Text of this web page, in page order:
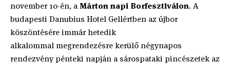
november 10-én, aMárton napi Borfesztiválon. A
budapesti Danubius Hotel Gellértben az újbor
köszöntésére immár hetedik
alkalommal megrendezésre kerülő négynapos
rendezvény pénteki napján a sárospataki pincészetek az